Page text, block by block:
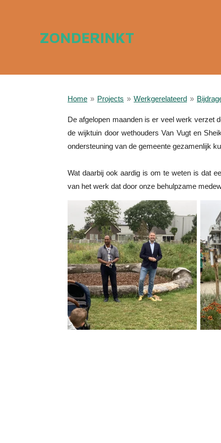
ZONDERINKT
Home » Projects » Werkgerelateerd »
De afgelopen maanden is er veel werk verzet
de wijktuin door wethouders Van Vugt en
ondersteuning van de gemeente gezamenlijk
Wat daarbij ook aardig is om te weten is dat
van het werk dat door onze behulpzame